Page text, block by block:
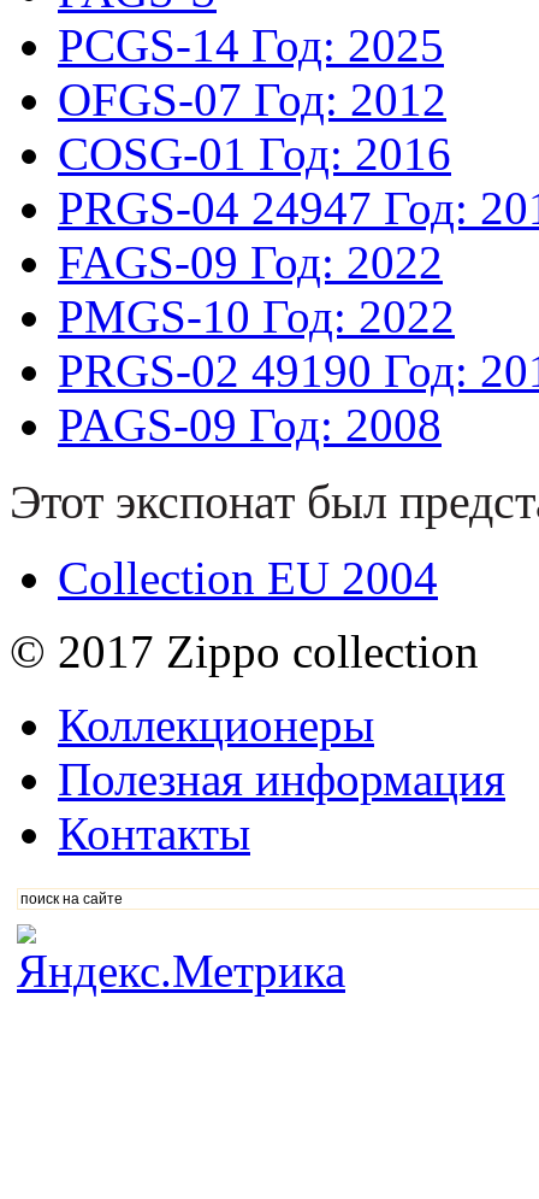
PCGS-14 Год: 2025
OFGS-07 Год: 2012
COSG-01 Год: 2016
PRGS-04 24947 Год:
FAGS-09 Год: 2022
PMGS-10 Год: 2022
PRGS-02 49190 Год:
PAGS-09 Год: 2008
Этот экспонат был
Collection EU 2004
© 2017 Zippo collection
Коллекционеры
Полезная информация
Контакты